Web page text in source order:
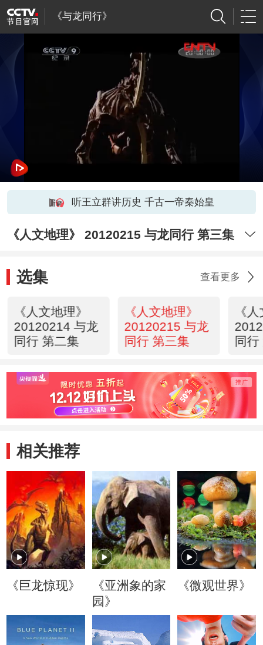
《与龙同行》
听王立群讲历史 千古一帝秦始皇
《人文地理》 20120215 与龙同行 第三集
选集 查看更多
《人文地理》
20120214 与龙
同行 第二集
《人文地理》
20120215 与龙
同行 第三集
《
同行
相关推荐
《巨龙惊现》
《亚洲象的家
园》
《微观世界》